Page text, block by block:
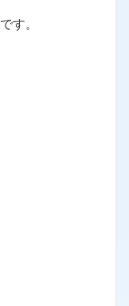
す。